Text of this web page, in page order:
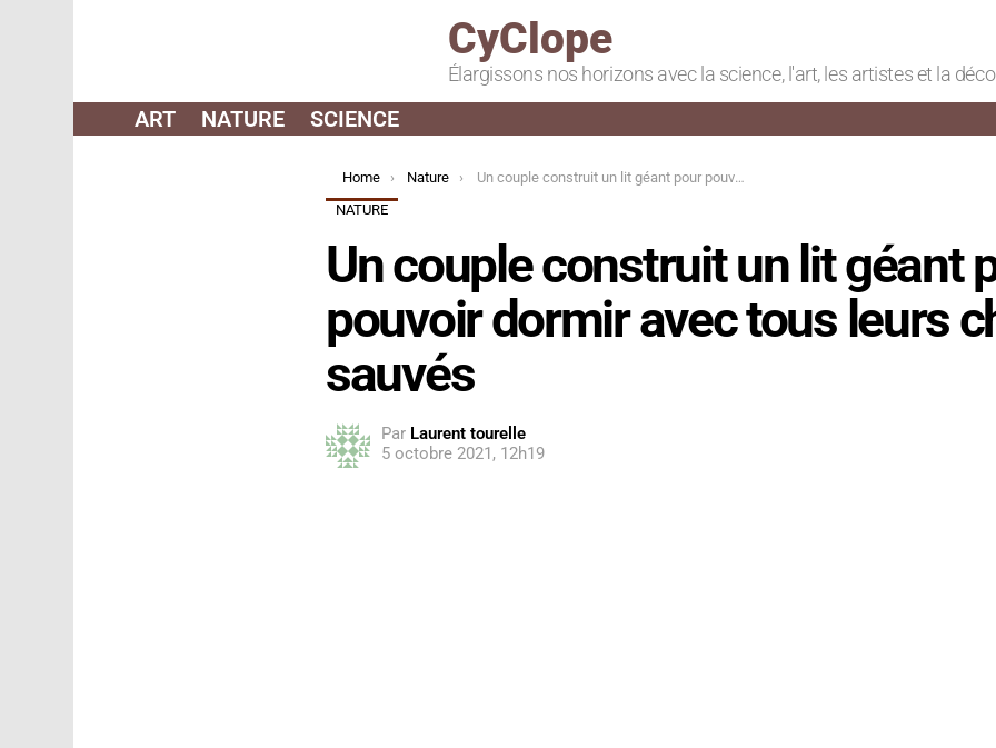
CyClope
Élargissons nos horizons avec la science, l'art, les artistes et la
ART NATURE SCIENCE
You are here:
Home Nature
Un couple construit un lit géant pour pouvoir dormir avec tous leurs chiens sauvés
NATURE
Un couple construit un lit géant
pouvoir dormir avec tous leurs
sauvés
Par Laurent tourelle
5 octobre 2021, 12h19